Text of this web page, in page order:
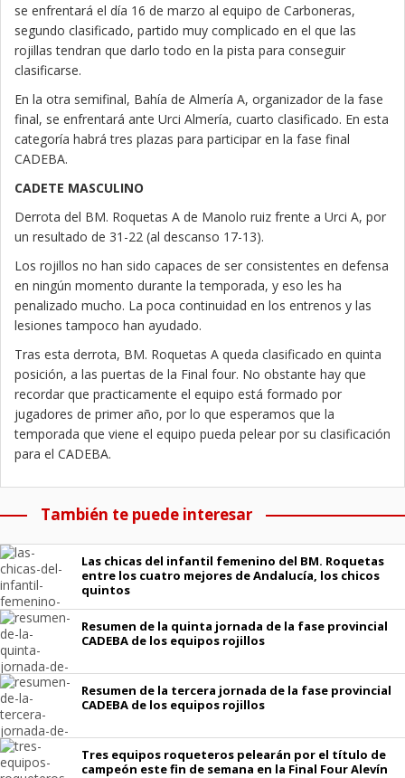
se enfrentará el día 16 de marzo al equipo de Carboneras,
segundo clasificado, partido muy complicado en el que las
rojillas tendran que darlo todo en la pista para conseguir
clasificarse.
En la otra semifinal, Bahía de Almería A, organizador de la fase
final, se enfrentará ante Urci Almería, cuarto clasificado. En esta
categoría habrá tres plazas para participar en la fase final
CADEBA.
CADETE MASCULINO
Derrota del BM. Roquetas A de Manolo ruiz frente a Urci A, por
un resultado de 31-22 (al descanso 17-13).
Los rojillos no han sido capaces de ser consistentes en defensa
en ningún momento durante la temporada, y eso les ha
penalizado mucho. La poca continuidad en los entrenos y las
lesiones tampoco han ayudado.
Tras esta derrota, BM. Roquetas A queda clasificado en quinta
posición, a las puertas de la Final four. No obstante hay que
recordar que practicamente el equipo está formado por
jugadores de primer año, por lo que esperamos que la
temporada que viene el equipo pueda pelear por su clasificación
para el CADEBA.
También te puede interesar
Las chicas del infantil femenino del BM. Roquetas
entre los cuatro mejores de Andalucía, los chicos
quintos
Resumen de la quinta jornada de la fase provincial
CADEBA de los equipos rojillos
Resumen de la tercera jornada de la fase provincial
CADEBA de los equipos rojillos
Tres equipos roqueteros pelearán por el título de
campeón este fin de semana en la Final Four Alevín